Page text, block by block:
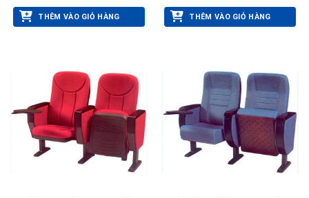
THÊM VÀO GIỎ HÀNG THÊM VÀO GIỎ HÀNG